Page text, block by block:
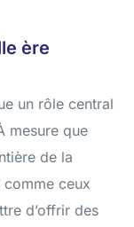
ère
un rôle central
mesure que
de la
ceux
d’offrir des